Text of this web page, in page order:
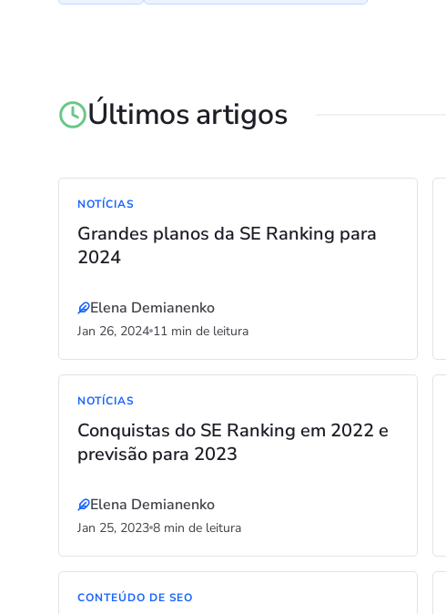
Últimos artigos
NOTÍCIAS
Grandes planos da SE Ranking para
2024
Elena Demianenko
Jan 26, 2024 11 min de leitura
NOTÍCIAS
Conquistas do SE Ranking em 2022 e
previsão para 2023
Elena Demianenko
Jan 25, 2023 8 min de leitura
CONTEÚDO DE SEO